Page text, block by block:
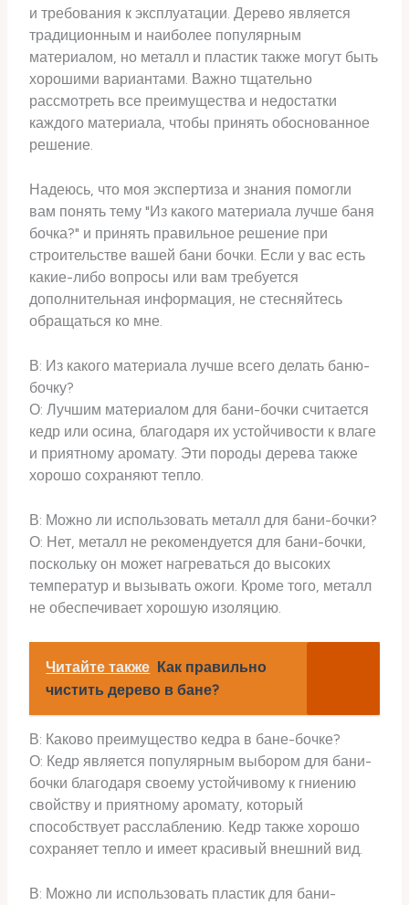
и требования к эксплуатации. Дерево является
традиционным и наиболее популярным
материалом, но металл и пластик также могут быть
хорошими вариантами. Важно тщательно
рассмотреть все преимущества и недостатки
каждого материала, чтобы принять обоснованное
решение.
Надеюсь, что моя экспертиза и знания помогли
вам понять тему "Из какого материала лучше баня
бочка?" и принять правильное решение при
строительстве вашей бани бочки. Если у вас есть
какие-либо вопросы или вам требуется
дополнительная информация, не стесняйтесь
обращаться ко мне.
В: Из какого материала лучше всего делать баню-
бочку?
О: Лучшим материалом для бани-бочки считается
кедр или осина, благодаря их устойчивости к влаге
и приятному аромату. Эти породы дерева также
хорошо сохраняют тепло.
В: Можно ли использовать металл для бани-бочки?
О: Нет, металл не рекомендуется для бани-бочки,
поскольку он может нагреваться до высоких
температур и вызывать ожоги. Кроме того, металл
не обеспечивает хорошую изоляцию.
Читайте также Как правильно
чистить дерево в бане?
В: Каково преимущество кедра в бане-бочке?
О: Кедр является популярным выбором для бани-
бочки благодаря своему устойчивому к гниению
свойству и приятному аромату, который
способствует расслаблению. Кедр также хорошо
сохраняет тепло и имеет красивый внешний вид.
В: Можно ли использовать пластик для бани-